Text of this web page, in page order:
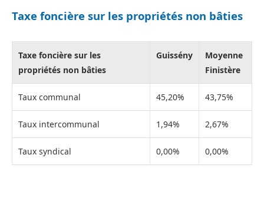
Taxe foncière sur les propriétés non bâties
Taxe foncière sur les
propriétés non bâties
Guissény
Moyenne
Finistère
Taux communal 45,20% 43,75%
Taux intercommunal 1,94% 2,67%
Taux syndical 0,00% 0,00%